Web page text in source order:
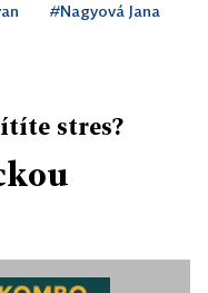
#Nagyová Jana
stres?